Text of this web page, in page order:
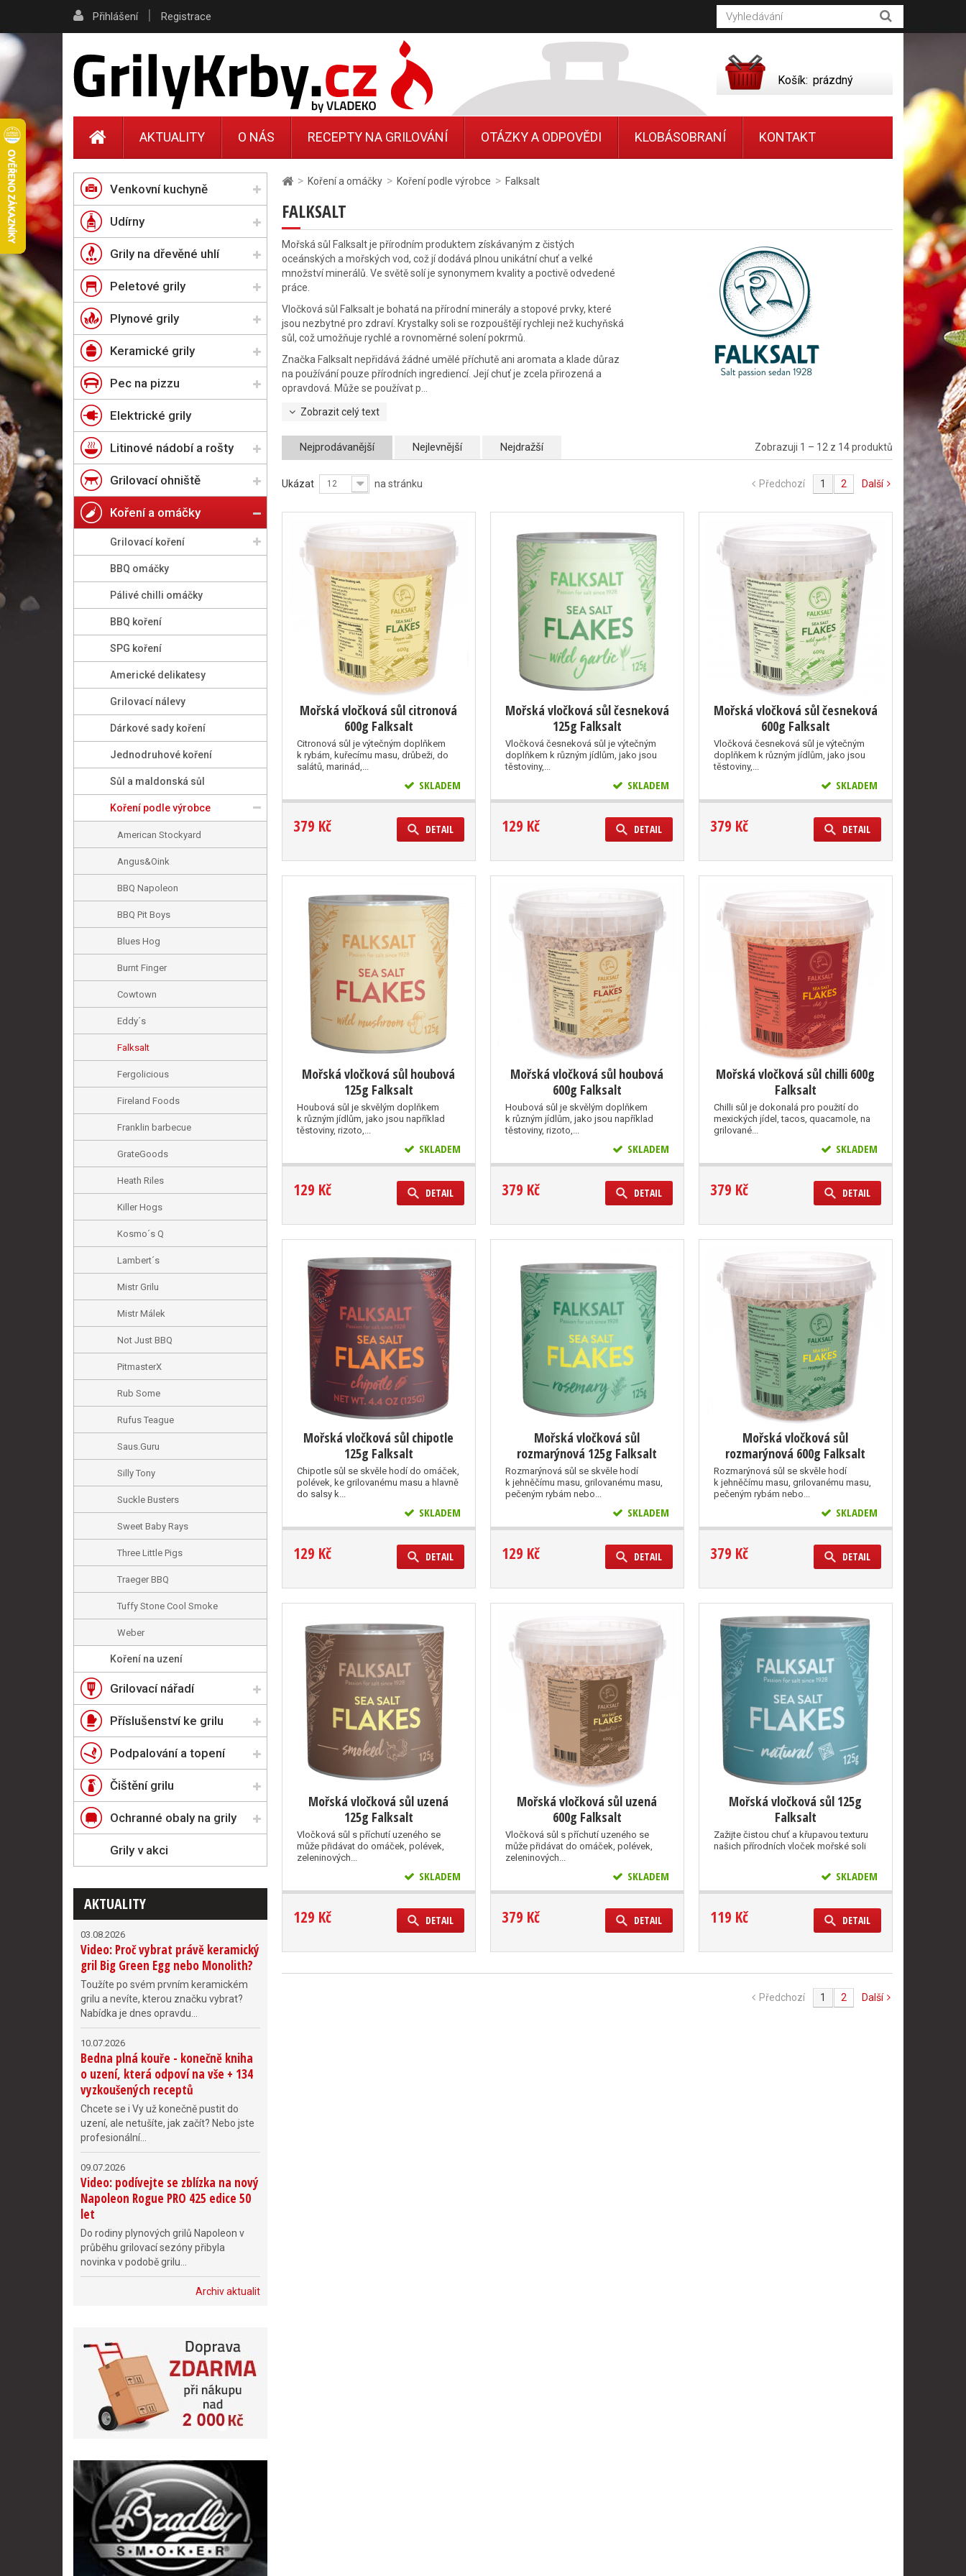
> Koření a omáčky > Koření podle výrobce > Falksalt
FALKSALT
Mořská sůl Falksalt je přírodním produktem získávaným z čistých
oceánských a mořských vod, což jí dodává plnou unikátní chuť a velké
množství minerálů. Ve světě solí je synonymem kvality a poctivě odvedené
práce.
Vločková sůl Falksalt je bohatá na přírodní minerály a stopové prvky, které
jsou nezbytné pro zdraví. Krystalky soli se rozpouštějí rychleji než kuchyňská
sůl, což umožňuje rychlé a rovnoměrné solení pokrmů.
Značka Falksalt nepřidává žádné umělé příchutě ani aromata a klade důraz
na používání pouze přírodních ingrediencí. Její chuť je zcela přirozená a
opravdová. Může se používat p...
Zobrazit celý text
Nejprodávanější Nejlevnější Nejdražší Zobrazuji 1 – 12 z 14 produktů
Ukázat 12 na stránku Předchozí 1 2 Další
Mořská vločková sůl citronová
600g Falksalt
Citronová sůl je výtečným doplňkem
k rybám, kuřecímu masu, drůbeži, do
salátů, marinád,...
SKLADEM
379 Kč DETAIL
Mořská vločková sůl česneková
125g Falksalt
Vločková česneková sůl je výtečným
doplňkem k různým jídlům, jako jsou
těstoviny,...
SKLADEM
129 Kč DETAIL
Mořská vločková sůl česneková
600g Falksalt
Vločková česneková sůl je výtečným
doplňkem k různým jídlům, jako jsou
těstoviny,...
SKLADEM
379 Kč DETAIL
Mořská vločková sůl houbová
125g Falksalt
Houbová sůl je skvělým doplňkem
k různým jídlům, jako jsou například
těstoviny, rizoto,...
SKLADEM
129 Kč DETAIL
Mořská vločková sůl houbová
600g Falksalt
Houbová sůl je skvělým doplňkem
k různým jídlům, jako jsou například
těstoviny, rizoto,...
SKLADEM
379 Kč DETAIL
Mořská vločková sůl chilli 600g
Falksalt
Chilli sůl je dokonalá pro použití do
mexických jídel, tacos, quacamole, na
grilované...
SKLADEM
379 Kč DETAIL
Mořská vločková sůl chipotle
125g Falksalt
Chipotle sůl se skvěle hodí do omáček,
polévek, ke grilovanému masu a hlavně
do salsy k...
SKLADEM
129 Kč DETAIL
Mořská vločková sůl
rozmarýnová 125g Falksalt
Rozmarýnová sůl se skvěle hodí
k jehněčímu masu, grilovanému masu,
pečeným rybám nebo...
SKLADEM
129 Kč DETAIL
Mořská vločková sůl
rozmarýnová 600g Falksalt
Rozmarýnová sůl se skvěle hodí
k jehněčímu masu, grilovanému masu,
pečeným rybám nebo...
SKLADEM
379 Kč DETAIL
Mořská vločková sůl uzená
125g Falksalt
Vločková sůl s příchutí uzeného se
může přidávat do omáček, polévek,
zeleninových...
SKLADEM
129 Kč DETAIL
Mořská vločková sůl uzená
600g Falksalt
Vločková sůl s příchutí uzeného se
může přidávat do omáček, polévek,
zeleninových...
SKLADEM
379 Kč DETAIL
Mořská vločková sůl 125g
Falksalt
Zažijte čistou chuť a křupavou texturu
našich přírodních vloček mořské soli
SKLADEM
119 Kč DETAIL
Předchozí 1 2 Další
Venkovní kuchyně
Udírny
Grily na dřevěné uhlí
Peletové grily
Plynové grily
Keramické grily
Pec na pizzu
Elektrické grily
Litinové nádobí a rošty
Grilovací ohniště
Koření a omáčky
Grilovací koření
BBQ omáčky
Pálivé chilli omáčky
BBQ koření
SPG koření
Americké delikatesy
Grilovací nálevy
Dárkové sady koření
Jednodruhové koření
Sůl a maldonská sůl
Koření podle výrobce
American Stockyard
Angus&Oink
BBQ Napoleon
BBQ Pit Boys
Blues Hog
Burnt Finger
Cowtown
Eddy´s
Falksalt
Fergolicious
Fireland Foods
Franklin barbecue
GrateGoods
Heath Riles
Killer Hogs
Kosmo´s Q
Lambert´s
Mistr Grilu
Mistr Málek
Not Just BBQ
PitmasterX
Rub Some
Rufus Teague
Saus.Guru
Silly Tony
Suckle Busters
Sweet Baby Rays
Three Little Pigs
Traeger BBQ
Tuffy Stone Cool Smoke
Weber
Koření na uzení
Grilovací nářadí
Příslušenství ke grilu
Podpalování a topení
Čištění grilu
Ochranné obaly na grily
Grily v akci
AKTUALITY
03.08.2026
Video: Proč vybrat právě keramický
gril Big Green Egg nebo Monolith?
Toužíte po svém prvním keramickém
grilu a nevíte, kterou značku vybrat?
Nabídka je dnes opravdu...
10.07.2026
Bedna plná kouře - konečně kniha
o uzení, která odpoví na vše + 134
vyzkoušených receptů
Chcete se i Vy už konečně pustit do
uzení, ale netušíte, jak začít? Nebo jste
profesionální...
09.07.2026
Video: podívejte se zblízka na nový
Napoleon Rogue PRO 425 edice 50
let
Do rodiny plynových grilů Napoleon v
průběhu grilovací sezóny přibyla
novinka v podobě grilu...
Archiv aktualit
Přihlášení | Registrace
Košík: prázdný
AKTUALITY O NÁS RECEPTY NA GRILOVÁNÍ OTÁZKY A ODPOVĚDI KLOBÁSOBRANÍ KONTAKT